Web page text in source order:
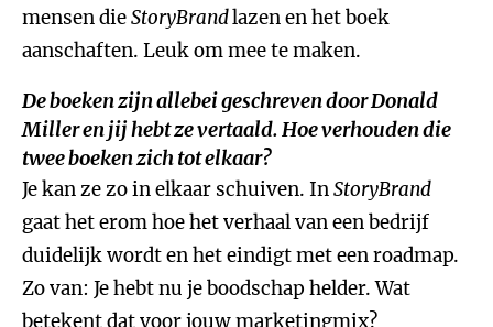
mensen dieStoryBrandlazen en het boek
aanschaften. Leuk om mee te maken.
De boeken zijn allebei geschreven door Donald
Miller en jij hebt ze vertaald. Hoe verhouden die
twee boeken zich tot elkaar?
Je kan ze zo in elkaar schuiven. InStoryBrand
gaat het erom hoe het verhaal van een bedrijf
duidelijk wordt en het eindigt met een roadmap.
Zo van: Je hebt nu je boodschap helder. Wat
betekent dat voor jouw marketingmix?